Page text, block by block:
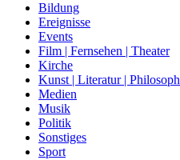
Bildung
Ereignisse
Events
Film | Fernsehen | Theater
Kirche
Kunst | Literatur |
Medien
Musik
Politik
Sonstiges
Sport